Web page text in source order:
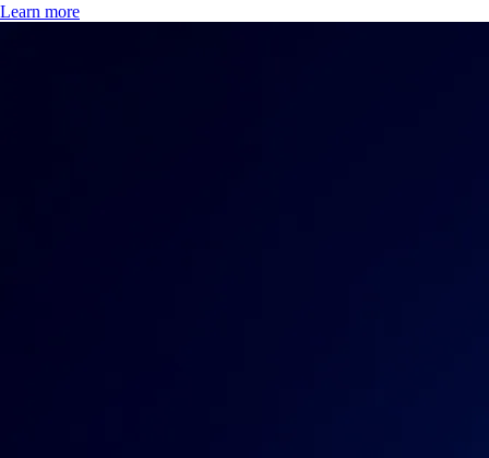
Learn more